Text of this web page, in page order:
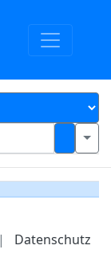
| Datenschutz